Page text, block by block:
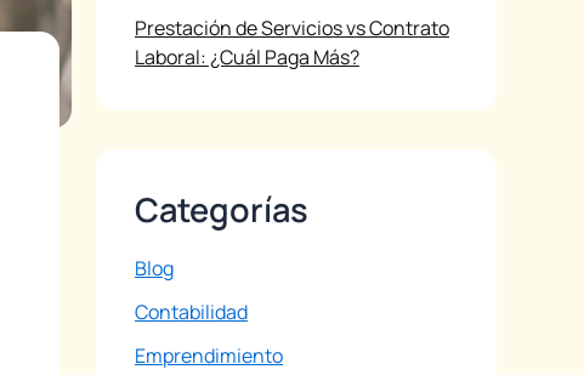
Prestación de Servicios vs Contrato
Laboral: ¿Cuál Paga Más?
Categorías
Blog
Contabilidad
Emprendimiento